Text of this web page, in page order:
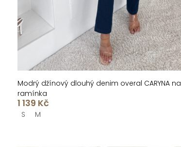
ů
k
t
ů
Modrý džínový dlouhý denim overal CARYNA na
ramínka
1 139 Kč
S M